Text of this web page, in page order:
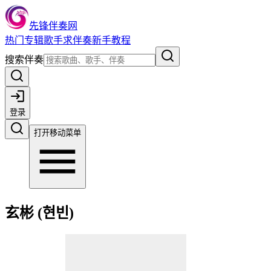
先锋伴奏网
热门 专辑歌手求伴奏新手教程
搜索伴奏
登录
打开移动菜单
玄彬 (현빈)